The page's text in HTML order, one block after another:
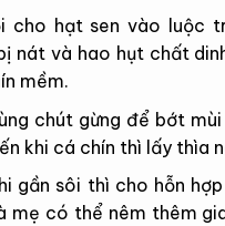
cho hạt sen vào luộc
nát và hao hụt chất
mềm.
chút gừng để bớt
khi cá chín thì lấy thìa
gần sôi thì cho hỗn
mẹ có thể nêm thêm